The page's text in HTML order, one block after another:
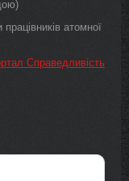
атомної
Справедливість